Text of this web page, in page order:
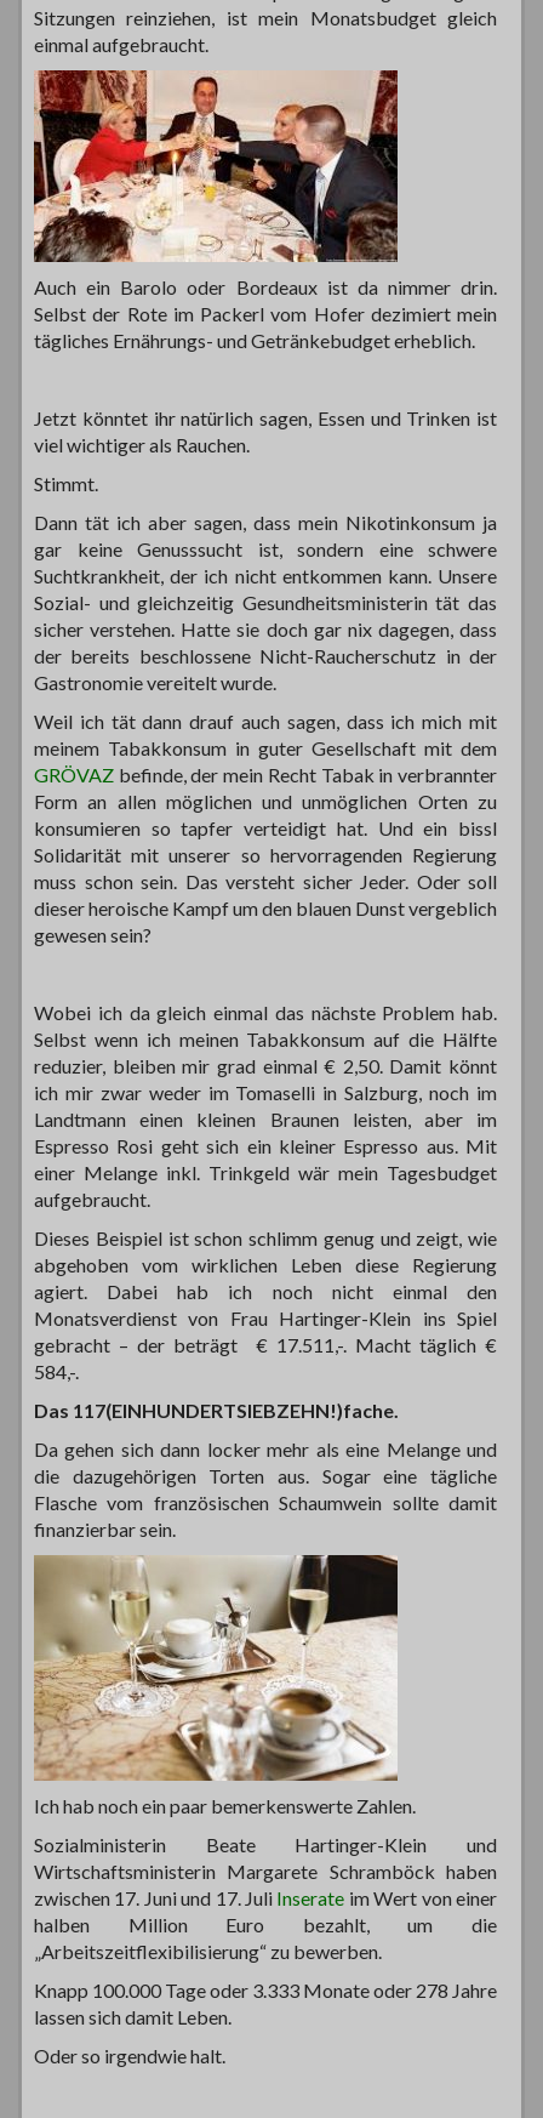
Sitzungen reinziehen, ist mein Monatsbudget gleich
einmal aufgebraucht.
Auch ein Barolo oder Bordeaux ist da nimmer drin.
Selbst der Rote im Packerl vom Hofer dezimiert mein
tägliches Ernährungs- und Getränkebudget erheblich.
Jetzt könntet ihr natürlich sagen, Essen und Trinken ist
viel wichtiger als Rauchen.
Stimmt.
Dann tät ich aber sagen, dass mein Nikotinkonsum ja
gar keine Genusssucht ist, sondern eine schwere
Suchtkrankheit, der ich nicht entkommen kann. Unsere
Sozial- und gleichzeitig Gesundheitsministerin tät das
sicher verstehen. Hatte sie doch gar nix dagegen, dass
der bereits beschlossene Nicht-Raucherschutz in der
Gastronomie vereitelt wurde.
Weil ich tät dann drauf auch sagen, dass ich mich mit
meinem Tabakkonsum in guter Gesellschaft mit dem
GRÖVAZ befinde, der mein Recht Tabak in verbrannter
Form an allen möglichen und unmöglichen Orten zu
konsumieren so tapfer verteidigt hat. Und ein bissl
Solidarität mit unserer so hervorragenden Regierung
muss schon sein. Das versteht sicher Jeder. Oder soll
dieser heroische Kampf um den blauen Dunst vergeblich
gewesen sein?
Wobei ich da gleich einmal das nächste Problem hab.
Selbst wenn ich meinen Tabakkonsum auf die Hälfte
reduzier, bleiben mir grad einmal € 2,50. Damit könnt
ich mir zwar weder im Tomaselli in Salzburg, noch im
Landtmann einen kleinen Braunen leisten, aber im
Espresso Rosi geht sich ein kleiner Espresso aus. Mit
einer Melange inkl. Trinkgeld wär mein Tagesbudget
aufgebraucht.
Dieses Beispiel ist schon schlimm genug und zeigt, wie
abgehoben vom wirklichen Leben diese Regierung
agiert. Dabei hab ich noch nicht einmal den
Monatsverdienst von Frau Hartinger-Klein ins Spiel
gebracht – der beträgt € 17.511,-. Macht täglich €
584,-.
Das 117(EINHUNDERTSIEBZEHN!)fache.
Da gehen sich dann locker mehr als eine Melange und
die dazugehörigen Torten aus. Sogar eine tägliche
Flasche vom französischen Schaumwein sollte damit
finanzierbar sein.
Ich hab noch ein paar bemerkenswerte Zahlen.
Sozialministerin Beate Hartinger-Klein und
Wirtschaftsministerin Margarete Schramböck haben
zwischen 17. Juni und 17. Juli Inserate im Wert von einer
halben Million Euro bezahlt, um die
„Arbeitszeitflexibilisierung“ zu bewerben.
Knapp 100.000 Tage oder 3.333 Monate oder 278 Jahre
lassen sich damit Leben.
Oder so irgendwie halt.